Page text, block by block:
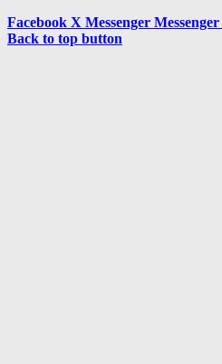
Facebook X Messenger Messenger
Back to top button